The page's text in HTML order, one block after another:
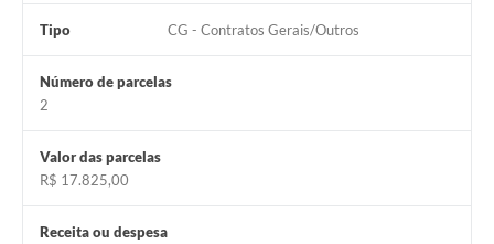
Tipo CG - Contratos Gerais/Outros
Número de parcelas
2
Valor das parcelas
R$ 17.825,00
Receita ou despesa